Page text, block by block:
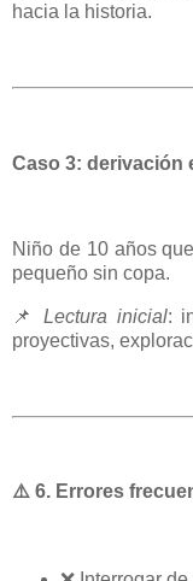
hacia la historia.
Caso 3: derivación
Niño de 10 años
pequeño sin copa.
📌 Lectura inicial:
proyectivas,
⚠️ 6. Errores